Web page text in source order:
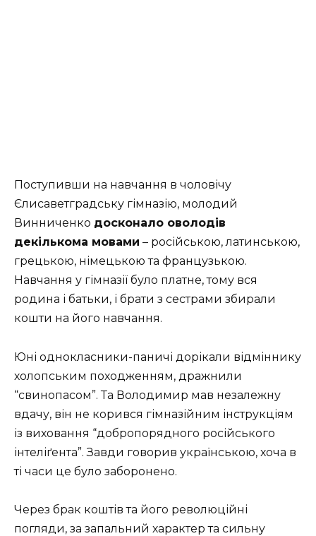
Поступивши на навчання в чоловічу
Єлисаветградську гімназію, молодий
Винниченко досконало оволодів
декількома мовами – російською, латинською,
грецькою, німецькою та французькою.
Навчання у гімназії було платне, тому вся
родина і батьки, і брати з сестрами збирали
кошти на його навчання.
Юні однокласники-паничі дорікали відміннику
холопським походженням, дражнили
“свинопасом”. Та Володимир мав незалежну
вдачу, він не корився гімназійним інструкціям
із виховання “добропорядного російського
інтеліґента”. Завди говорив українською, хоча в
ті часи це було заборонено.
Через брак коштів та його революційні
погляди, за запальний характер та сильну